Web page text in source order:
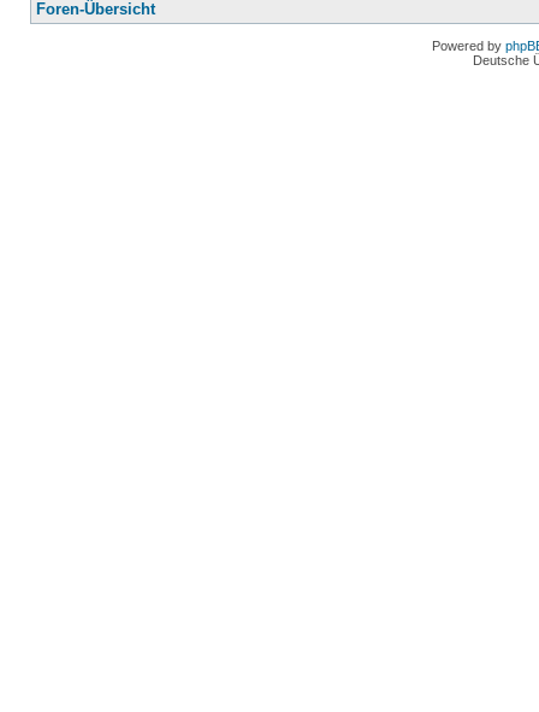
Foren-Übersicht
Powered by
Deutsche